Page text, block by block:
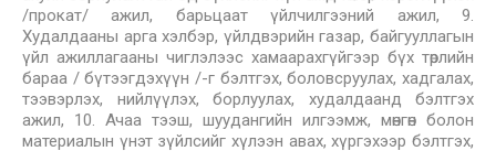
/прокат/ ажил, барьцаат үйлчилгээний ажил, 9.
Худалдааны арга хэлбэр, үйлдвэрийн газар, байгууллагын
үйл ажиллагааны чиглэлээс хамаарахгүйгээр бүх төрлийн
бараа / бүтээгдэхүүн /-г бэлтгэх, боловсруулах, хадгалах,
тээвэрлэх, нийлүүлэх, борлуулах, худалдаанд бэлтгэх
ажил, 10. Ачаа тээш, шуудангийн илгээмж, мөнгөн болон
материалын үнэт зүйлсийг хүлээн авах, хүргэхээр бэлтгэх,